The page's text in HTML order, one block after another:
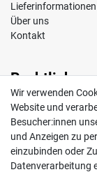
Lieferinformationen
Über uns
Kontakt
Rechtliches
Impressum
AGB
Widerrufsrecht
Datenschutz
Vertrag widerrufen
Wir verwenden
Website und
Besucher:innen
und Anzeigen zu
einzubinden oder
Datenverarbeitung